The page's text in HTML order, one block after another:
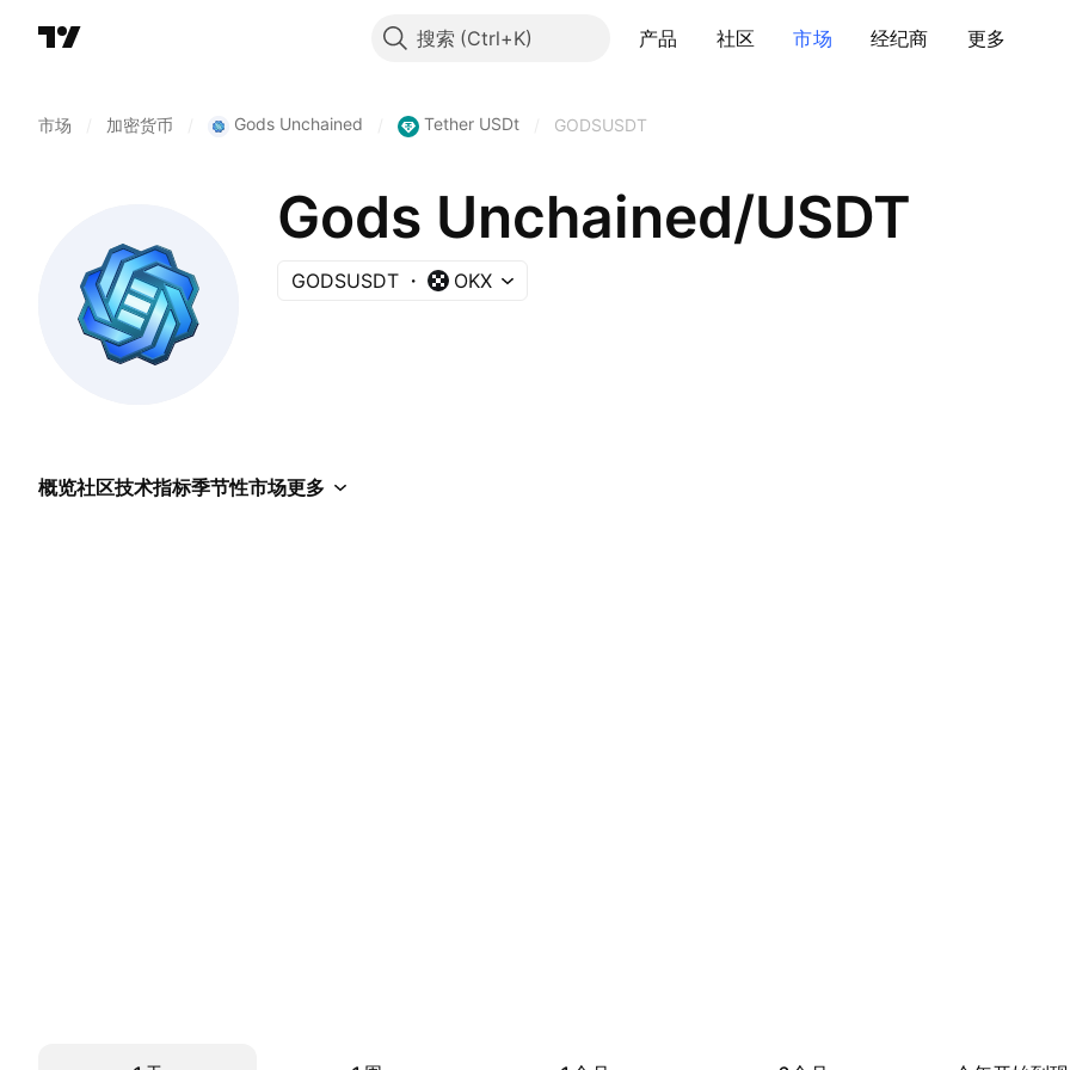
搜索 产品 社区 市场 经纪商 更多
市场 加密货币 Gods Unchained Tether USDt GODSUSDT
Gods Unchained/USDT
GODSUSDT OKX
概览社区技术指标季节性市场更多